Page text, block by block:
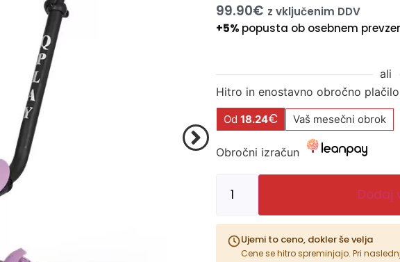
99.90€ z vključenim DDV
+5% popusta ob osebnem
ali
Hitro in enostavno obročno plačilo
Od18.24€ Vaš mesečni obrok
Obročni izračun
Dodaj
Ujemi to ceno, dokler še velja
Cene se hitro spreminjajo. Pri